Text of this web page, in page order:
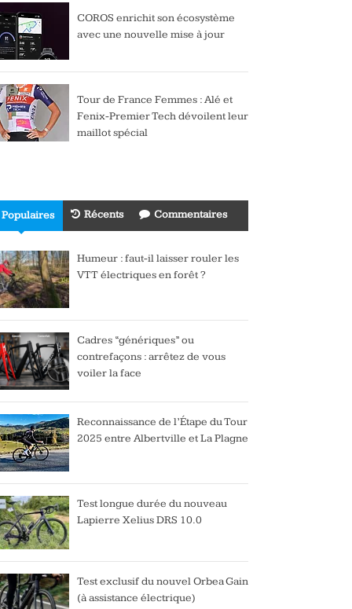
COROS enrichit son écosystème
avec une nouvelle mise à jour
Tour de France Femmes : Alé et
Fenix-Premier Tech dévoilent leur
maillot spécial
Populaires Récents Commentaires
Humeur : faut-il laisser rouler les
VTT électriques en forêt ?
Cadres “génériques” ou
contrefaçons : arrêtez de vous
voiler la face
Reconnaissance de l’Étape du Tour
2025 entre Albertville et La Plagne
Test longue durée du nouveau
Lapierre Xelius DRS 10.0
Test exclusif du nouvel Orbea Gain
(à assistance électrique)